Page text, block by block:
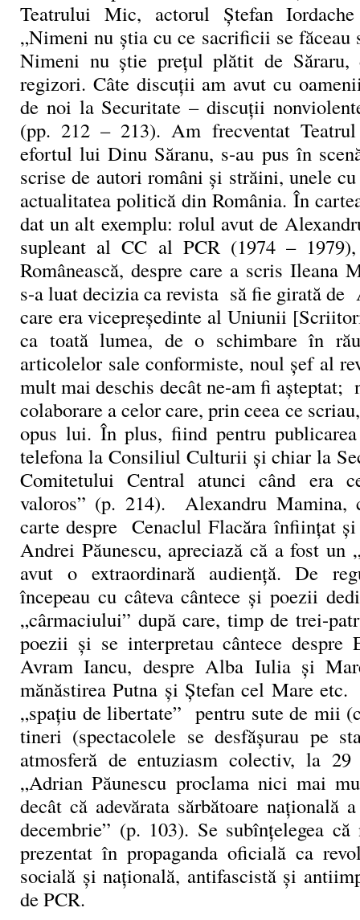
Teatrului Mic, actorul Ștefan
„Nimeni nu știa cu ce sacrificii se
Nimeni nu știe prețul plătit de Săraru,
regizori. Câte discuții am avut cu
de noi la Securitate – discuții
(pp. 212 – 213). Am frecventat
efortul lui Dinu Săranu, s-au pus în
scrise de autori români și străini, unele
actualitatea politică din România. În
dat un alt exemplu: rolul avut de
supleant al CC al PCR (1974 –
Românească, despre care a scris Ileana
s-a luat decizia ca revista să fie girată de
care era vicepreședinte al Uniunii
ca toată lumea, de o schimbare în
articolelor sale conformiste, noul șef al
mult mai deschis decât ne-am fi așteptat;
colaborare a celor care, prin ceea ce
opus lui. În plus, fiind pentru
telefona la Consiliul Culturii și chiar la
Comitetului Central atunci când era
valoros” (p. 214). Alexandru Mamina,
carte despre Cenaclul Flacăra înființat și
Andrei Păunescu, apreciază că a fost un
avut o extraordinară audiență. De
începeau cu câteva cântece și poezii
„cârmaciului” după care, timp de trei-
poezii și se interpretau cântece despre
Avram Iancu, despre Alba Iulia și
mănăstirea Putna și Ștefan cel Mare
„spațiu de libertate” pentru sute de mii
tineri (spectacolele se desfășurau pe
atmosferă de entuziasm colectiv, la 29
„Adrian Păunescu proclama nici mai
decât că adevărata sărbătoare națională
decembrie” (p. 103). Se subînțelegea
prezentat în propaganda oficială ca
socială și națională, antifascistă și
de PCR.